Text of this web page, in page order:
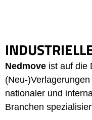
Nedmove ist auf die
(Neu-
nationaler und
Branchen